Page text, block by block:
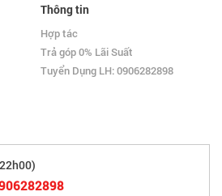
Thông tin
Hợp tác
Trả góp 0% Lãi Suất
Tuyển Dụng LH: 0906282898